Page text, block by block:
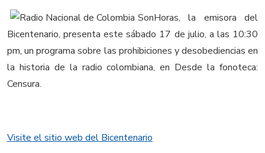
SonHoras, la emisora del
Bicentenario, presenta este sábado 17 de julio, a las 10:30
pm, un programa sobre las prohibiciones y desobediencias en
la historia de la radio colombiana, en Desde la fonoteca:
Censura.
Visite el sitio web del Bicentenario